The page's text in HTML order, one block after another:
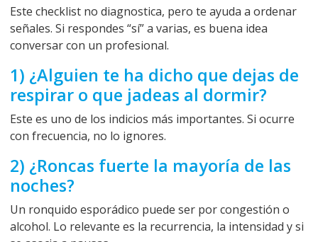
Este checklist no diagnostica, pero te ayuda a ordenar
señales. Si respondes “sí” a varias, es buena idea
conversar con un profesional.
1) ¿Alguien te ha dicho que dejas de
respirar o que jadeas al dormir?
Este es uno de los indicios más importantes. Si ocurre
con frecuencia, no lo ignores.
2) ¿Roncas fuerte la mayoría de las
noches?
Un ronquido esporádico puede ser por congestión o
alcohol. Lo relevante es la recurrencia, la intensidad y si